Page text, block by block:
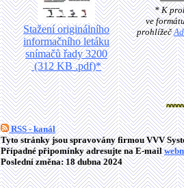
Stažení originálního
informačního letáku
snímačů řady 3200
(312 KB .pdf)*
* K
ve
prohlížeč
RSS - kanál
Tyto stránky jsou spravovány firmou VVV
Případné připomínky adresujte na E-mail
Poslední změna: 18 dubna 2024